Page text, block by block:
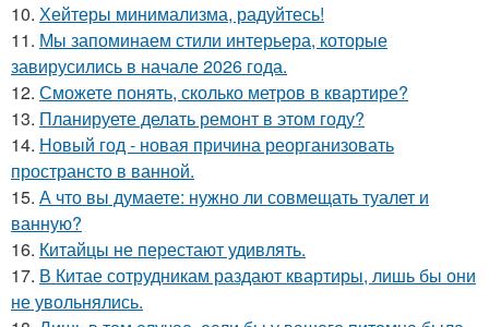
10. Хейтеры минимализма, радуйтесь!
11. Мы запоминаем стили интерьера, которые
завирусились в начале 2026 года.
12. Сможете понять, сколько метров в квартире?
13. Планируете делать ремонт в этом году?
14. Новый год - новая причина реорганизовать
пространсто в ванной.
15. А что вы думаете: нужно ли совмещать туалет и
ванную?
16. Китайцы не перестают удивлять.
17. В Китае сотрудникам раздают квартиры, лишь бы они
не увольнялись.